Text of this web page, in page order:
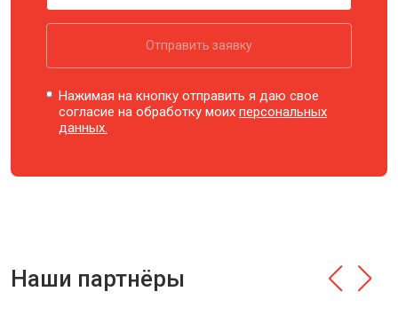
Отправить заявку
Нажимая на кнопку отправить я даю свое
согласие на обработку моихперсональных
данных.
Наши партнёры